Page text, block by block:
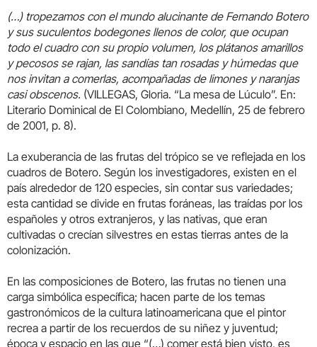
(…) tropezamos con el mundo alucinante de Fernando Botero
y sus suculentos bodegones llenos de color, que ocupan
todo el cuadro con su propio volumen, los plátanos amarillos
y pecosos se rajan, las sandías tan rosadas y húmedas que
nos invitan a comerlas, acompañadas de limones y naranjas
casi obscenos. (VILLEGAS, Gloria. “La mesa de Lúculo”. En:
Literario Dominical de El Colombiano, Medellín, 25 de febrero
de 2001, p. 8).
La exuberancia de las frutas del trópico se ve reflejada en los
cuadros de Botero. Según los investigadores, existen en el
país alrededor de 120 especies, sin contar sus variedades;
esta cantidad se divide en frutas foráneas, las traídas por los
españoles y otros extranjeros, y las nativas, que eran
cultivadas o crecían silvestres en estas tierras antes de la
colonización.
En las composiciones de Botero, las frutas no tienen una
carga simbólica específica; hacen parte de los temas
gastronómicos de la cultura latinoamericana que el pintor
recrea a partir de los recuerdos de su niñez y juventud;
época y espacio en las que “(…) comer está bien visto, es